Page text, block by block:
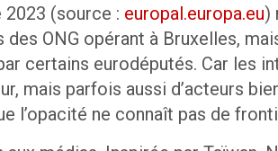
2023 (source : europal.europa.eu)
des ONG opérant à Bruxelles,
certains eurodéputés. Car les
mais parfois aussi d’acteurs
l’opacité ne connaît pas de